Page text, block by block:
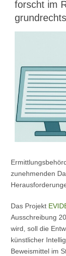
forscht im
zunehmenden
Das Projekt
Ausschreibung
wird, soll die
künstlicher
Beweismittel im